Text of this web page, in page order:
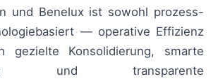
und Benelux ist sowohl prozess-
— operative Effizienz
gezielte Konsolidierung, smarte
und transparente